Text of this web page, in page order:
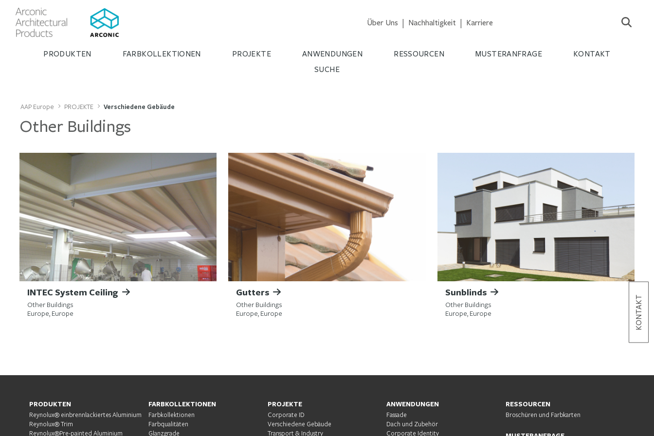
Über Uns Nachhaltigkeit Karriere
PRODUKTEN FARBKOLLEKTIONEN PROJEKTE ANWENDUNGEN RESSOURCEN MUSTERANFRAGE
KONTAKT
SUCHE
KONTAKT
AAP Europe PROJEKTE Verschiedene Gebäude
Other Buildings
INTEC System Ceiling
Other Buildings
Europe, Europe
Gutters
Other Buildings
Europe, Europe
Sunblinds
Other Buildings
Europe, Europe
PRODUKTEN
Reynolux® einbrennlackiertes Aluminium
Reynolux® Trim
Reynolux®Pre-painted Aluminium
FARBKOLLEKTIONEN
Farbkollektionen
Farbqualitäten
Glanzgrade
PROJEKTE
Corporate ID
Verschiedene Gebäude
Transport & Industry
ANWENDUNGEN
Fassade
Dach und Zubehör
Corporate Identity
RESSOURCEN
Broschüren und Farbkarten